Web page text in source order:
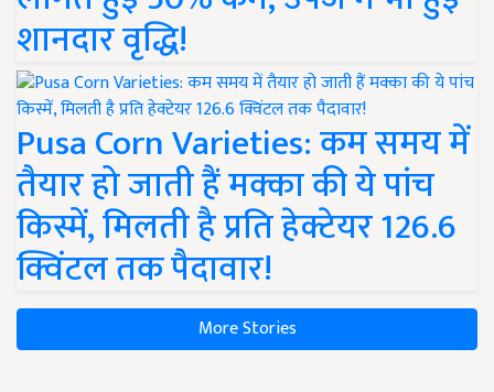
शानदार वृद्धि!
Pusa Corn Varieties: कम समय में
तैयार हो जाती हैं मक्का की ये पांच
किस्में, मिलती है प्रति हेक्टेयर 126.6
क्विंटल तक पैदावार!
More Stories